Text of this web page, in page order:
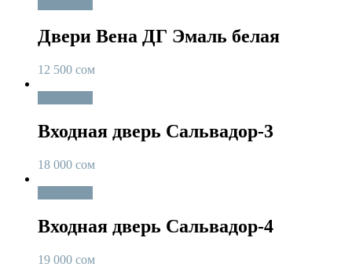
Двери Вена ДГ Эмаль белая
12 500 сом
Входная дверь Сальвадор-3
18 000 сом
Входная дверь Сальвадор-4
19 000 сом